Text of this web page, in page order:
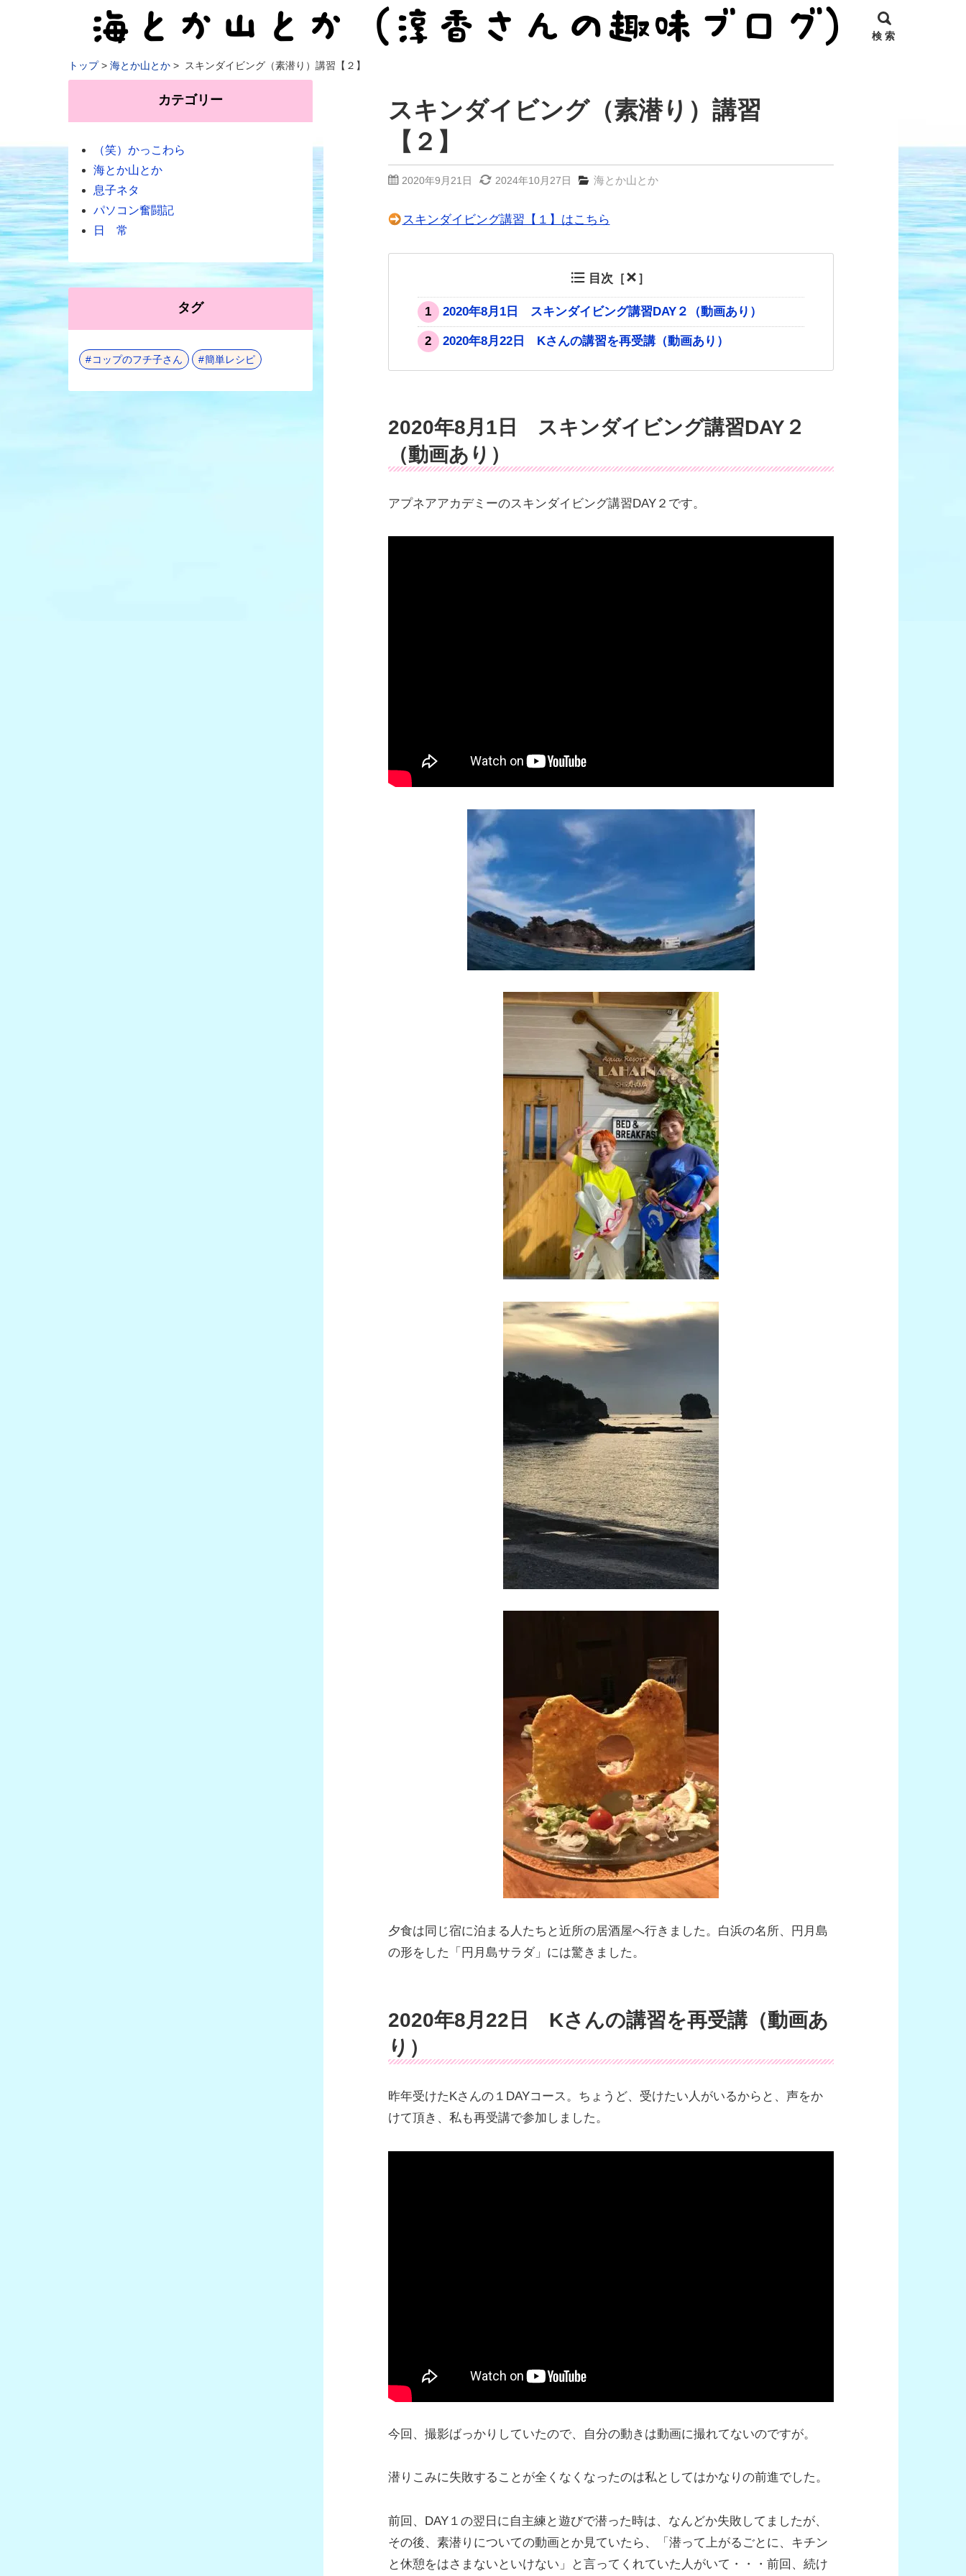
検 索
トップ 海とか山とか スキンダイビング（素潜り）講習【２】
スキンダイビング（素潜り）講習
【２】
2020年9月21日 2024年10月27日 海とか山とか
スキンダイビング講習【１】はこちら
目次［ ］
1 2020年8月1日 スキンダイビング講習DAY２（動画あり）
2 2020年8月22日 Kさんの講習を再受講（動画あり）
2020年8月1日 スキンダイビング講習DAY２
（動画あり）
アプネアアカデミーのスキンダイビング講習DAY２です。
夕食は同じ宿に泊まる人たちと近所の居酒屋へ行きました。白浜の名所、円月島
の形をした「円月島サラダ」には驚きました。
2020年8月22日 Kさんの講習を再受講（動画あ
り）
昨年受けたKさんの１DAYコース。ちょうど、受けたい人がいるからと、声をか
けて頂き、私も再受講で参加しました。
今回、撮影ばっかりしていたので、自分の動きは動画に撮れてないのですが。
潜りこみに失敗することが全くなくなったのは私としてはかなりの前進でした。
前回、DAY１の翌日に自主練と遊びで潜った時は、なんどか失敗してましたが、
その後、素潜りについての動画とか見ていたら、「潜って上がるごとに、キチン
と休憩をはさまないといけない」と言ってくれていた人がいて・・・前回、続け
カテゴリー
（笑）かっこわら
海とか山とか
息子ネタ
パソコン奮闘記
日 常
タグ
コップのフチ子さん 簡単レシピ